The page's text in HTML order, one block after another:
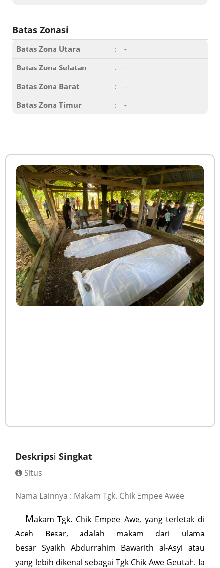
Batas Zonasi
Batas Zona Utara :
-
Batas Zona Selatan
:
-
Batas Zona Barat
:
-
Batas Zona Timur
: -
Deskripsi Singkat
Situs
Nama Lainnya : Makam Tgk. Chik Empee Awee
Makam Tgk. Chik Empee Awe, yang terletak di
Aceh Besar, adalah makam dari ulama
besar Syaikh Abdurrahim Bawarith al-Asyi atau
yang lebih dikenal sebagai Tgk Chik Awe Geutah. Ia